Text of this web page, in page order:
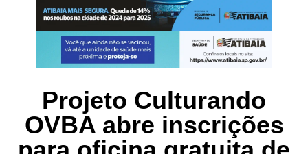
Projeto Culturando
OVBA abre inscrições